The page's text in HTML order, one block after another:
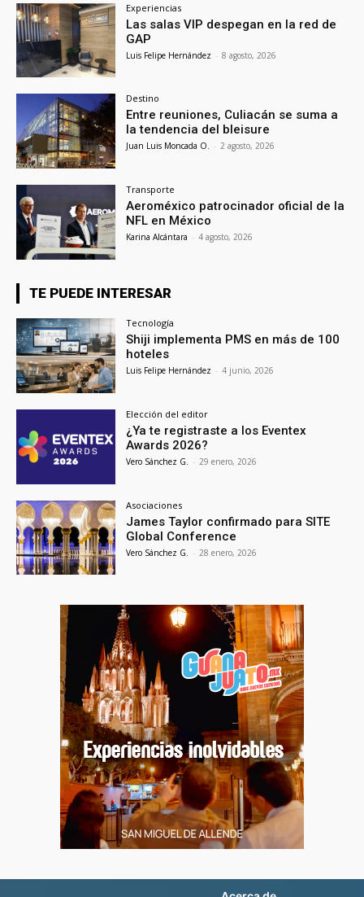
Experiencias
Las salas VIP despegan en la red de
GAP
Luis Felipe Hernández - 8 agosto, 2026
Destino
Entre reuniones, Culiacán se suma a
la tendencia del bleisure
Juan Luis Moncada O. - 2 agosto, 2026
Transporte
Aeroméxico patrocinador oficial de la
NFL en México
Karina Alcántara - 4 agosto, 2026
TE PUEDE INTERESAR
Tecnología
Shiji implementa PMS en más de 100
hoteles
Luis Felipe Hernández - 4 junio, 2026
Elección del editor
¿Ya te registraste a los Eventex
Awards 2026?
Vero Sánchez G. - 29 enero, 2026
Asociaciones
James Taylor confirmado para SITE
Global Conference
Vero Sánchez G. - 28 enero, 2026